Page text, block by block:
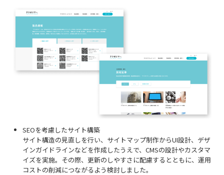
SEOを考慮したサイト構築
サイト構造の⾒直しを行い、サイトマップ制作からUI設計、デザ
インガイドラインなどを作成したうえで、CMSの設計やカスタマ
イズを実施。その際、更新のしやすさに配慮するとともに、運⽤
コストの削減につながるよう検討しました。